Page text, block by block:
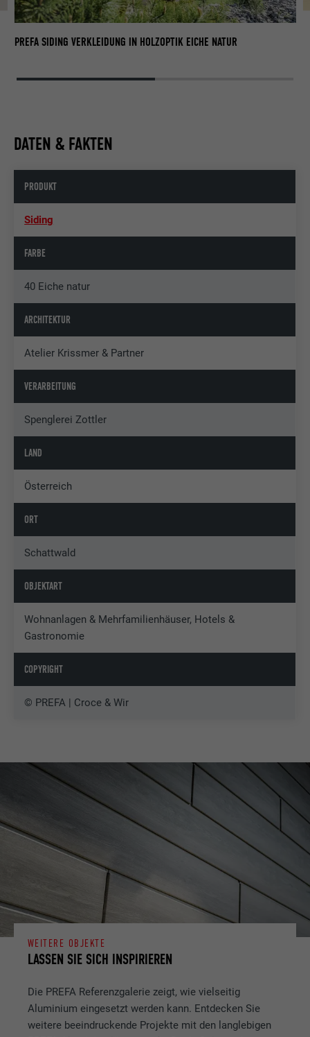
PREFA SIDING VERKLEIDUNG IN HOLZOPTIK EICHE NATUR
DATEN & FAKTEN
PRODUKT
Siding
FARBE
40 Eiche natur
ARCHITEKTUR
Atelier Krissmer & Partner
VERARBEITUNG
Spenglerei Zottler
LAND
Österreich
ORT
Schattwald
OBJEKTART
Wohnanlagen & Mehrfamilienhäuser, Hotels &
Gastronomie
COPYRIGHT
© PREFA | Croce & Wir
LASSEN SIE SICH INSPIRIEREN
WEITERE OBJEKTE
Die PREFA Referenzgalerie zeigt, wie vielseitig
Aluminium eingesetzt werden kann. Entdecken Sie
weitere beeindruckende Projekte mit den langlebigen